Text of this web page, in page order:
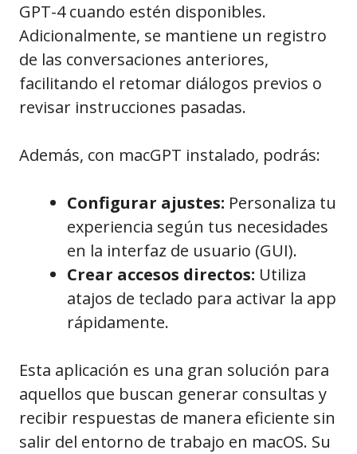
GPT-4 cuando estén disponibles.
Adicionalmente, se mantiene un registro
de las conversaciones anteriores,
facilitando el retomar diálogos previos o
revisar instrucciones pasadas.
Además, con macGPT instalado, podrás:
Configurar ajustes: Personaliza tu
experiencia según tus necesidades
en la interfaz de usuario (GUI).
Crear accesos directos: Utiliza
atajos de teclado para activar la app
rápidamente.
Esta aplicación es una gran solución para
aquellos que buscan generar consultas y
recibir respuestas de manera eficiente sin
salir del entorno de trabajo en macOS. Su